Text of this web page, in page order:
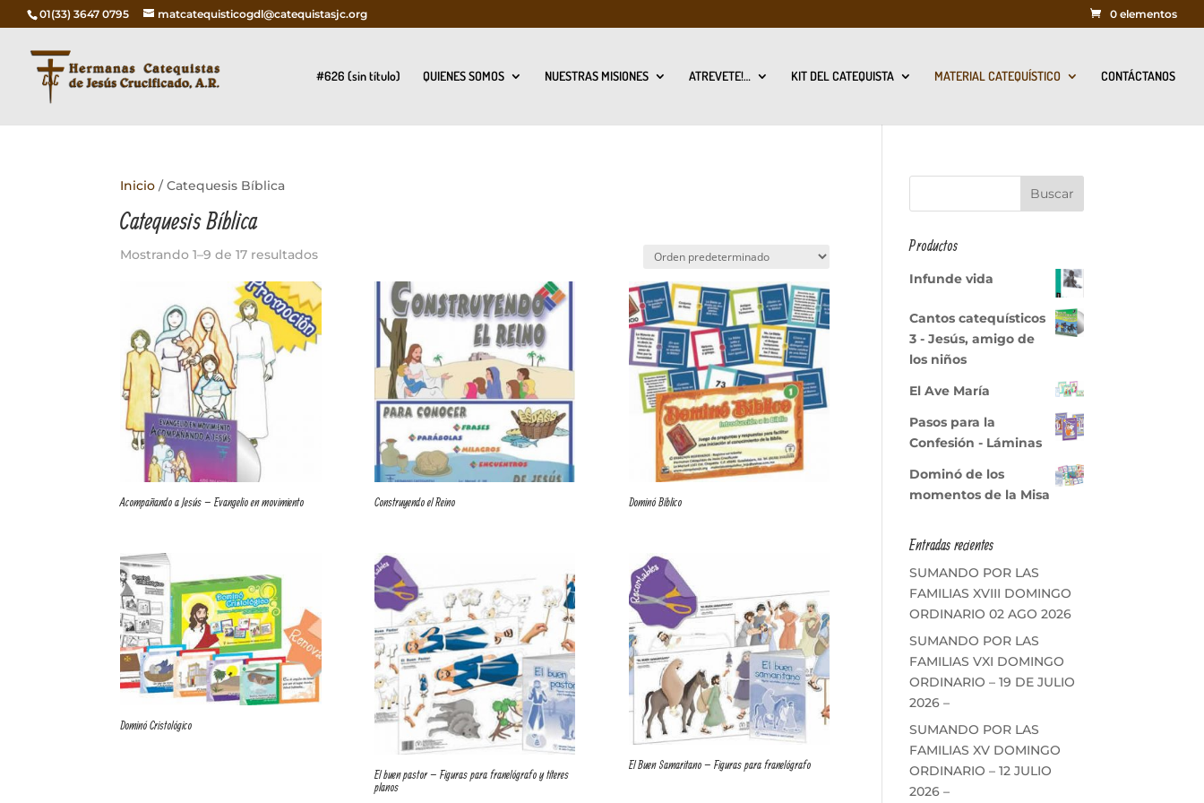
01(33) 3647 0795 matcatequisticogdl@catequistasjc.org 0 elementos
#626 (sin título) QUIENES SOMOS NUESTRAS MISIONES ATREVETE!… KIT DEL CATEQUISTA MATERIAL CATEQUÍSTICO CONTÁCTANOS
Inicio / Catequesis Bíblica
Catequesis Bíblica
Mostrando 1–9 de 17 resultados
Acompañando a Jesús – Evangelio en movimiento Construyendo el Reino Dominó Bíblico
Dominó Cristológico
El buen pastor – Figuras para franelógrafo y títeres
planos
El Buen Samaritano – Figuras para franelógrafo
Productos
Infunde vida
Cantos catequísticos
3 - Jesús, amigo de
los niños
El Ave María
Pasos para la
Confesión - Láminas
Dominó de los
momentos de la Misa
Entradas recientes
SUMANDO POR LAS
FAMILIAS XVIII DOMINGO
ORDINARIO 02 AGO 2026
SUMANDO POR LAS
FAMILIAS VXI DOMINGO
ORDINARIO – 19 DE JULIO
2026 –
SUMANDO POR LAS
FAMILIAS XV DOMINGO
ORDINARIO – 12 JULIO
2026 –